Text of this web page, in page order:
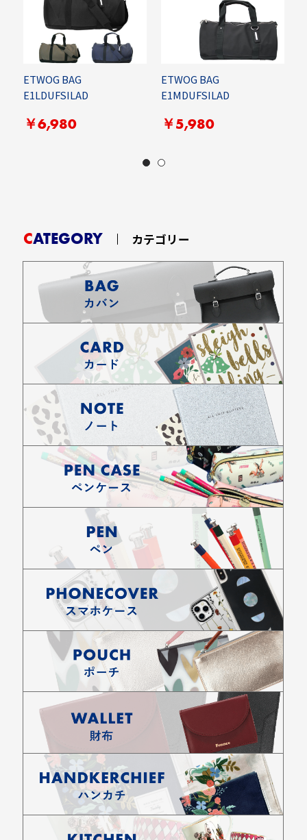
ETWOG BAG
E1LDUFSILAD
￥6,980
ETWOG BAG
E1MDUFSILAD
￥5,980
CATEGORY カテゴリー